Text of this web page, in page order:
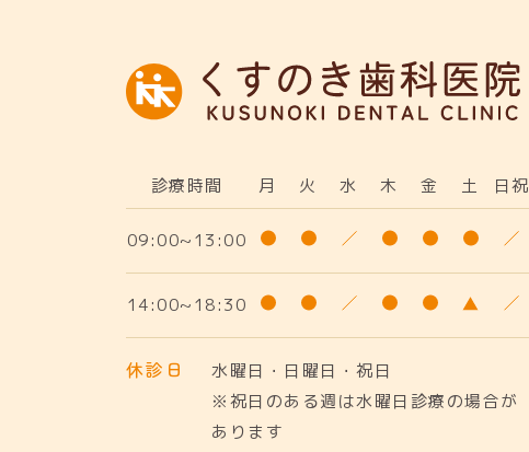
診療時間 月 火 水 木 金 土 日祝
09:00~13:00
14:00~18:30
休診日
水曜日・日曜日・祝日
※祝日のある週は水曜日診療の場合が
あります